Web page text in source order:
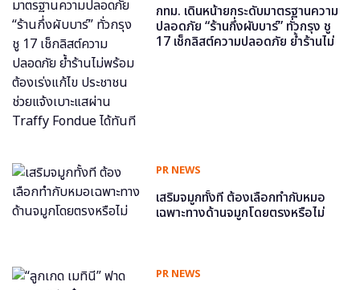
กทม. เดินหน้ายกระดับมาตรฐานความ
ปลอดภัย “ร้านกึ่งผับบาร์” ทั่วกรุง ชู
17 เช็กลิสต์ความปลอดภัย ย้ำร้านไม่
PR NEWS
เสริมจมูกทั้งที ต้องเลือกทำกับหมอ
เฉพาะทางด้านจมูกโดยตรงหรือไม่
PR NEWS